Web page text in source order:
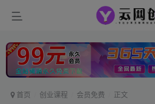
首页 创业课程 会员免费 正文